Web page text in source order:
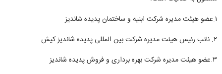
۱.عضو هیئت مدیره شرکت ابنيه و ساختمان پديده شانديز
۲. نائب رئیس هیئت مدیره شرکت بین المللی پدیده شاندیز کیش
۳.عضو هیئت مدیره شرکت بهره برداری و فروش پدیده شاندیز